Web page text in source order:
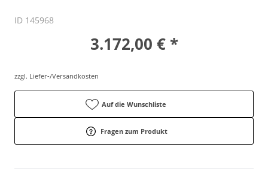
ID 145968
3.172,00 € *
zzgl. Liefer-/Versandkosten
Auf die Wunschliste
Fragen zum Produkt